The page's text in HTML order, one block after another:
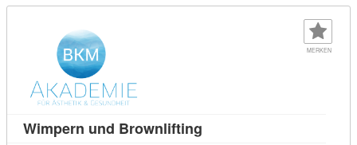
MERKEN
Wimpern und Brownlifting